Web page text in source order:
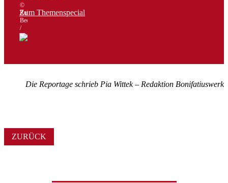
Zum Themenspecial
©
Ruben
Becerra
/
Shutterstock.com
Die Reportage schrieb Pia Wittek – Redaktion Bonifatiuswerk
ZURÜCK